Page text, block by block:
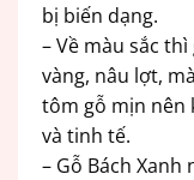
bị biến dạng.
– Về màu sắc
vàng, nâu lợt,
tôm gỗ mịn nên
và tinh tế.
– Gỗ Bách